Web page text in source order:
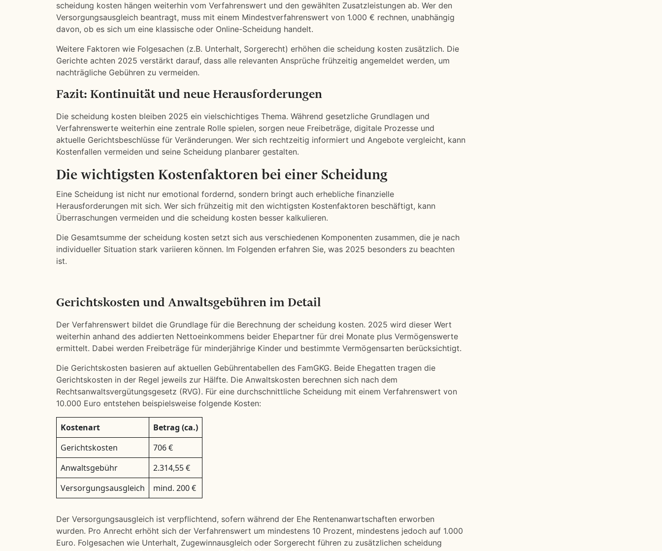
scheidung kosten hängen weiterhin vom Verfahrenswert und den gewählten Zusatzleistungen ab. Wer den
Versorgungsausgleich beantragt, muss mit einem Mindestverfahrenswert von 1.000 € rechnen, unabhängig
davon, ob es sich um eine klassische oder Online-Scheidung handelt.
Weitere Faktoren wie Folgesachen (z.B. Unterhalt, Sorgerecht) erhöhen die scheidung kosten zusätzlich. Die
Gerichte achten 2025 verstärkt darauf, dass alle relevanten Ansprüche frühzeitig angemeldet werden, um
nachträgliche Gebühren zu vermeiden.
Fazit: Kontinuität und neue Herausforderungen
Die scheidung kosten bleiben 2025 ein vielschichtiges Thema. Während gesetzliche Grundlagen und
Verfahrenswerte weiterhin eine zentrale Rolle spielen, sorgen neue Freibeträge, digitale Prozesse und
aktuelle Gerichtsbeschlüsse für Veränderungen. Wer sich rechtzeitig informiert und Angebote vergleicht, kann
Kostenfallen vermeiden und seine Scheidung planbarer gestalten.
Die wichtigsten Kostenfaktoren bei einer Scheidung
Eine Scheidung ist nicht nur emotional fordernd, sondern bringt auch erhebliche finanzielle
Herausforderungen mit sich. Wer sich frühzeitig mit den wichtigsten Kostenfaktoren beschäftigt, kann
Überraschungen vermeiden und die scheidung kosten besser kalkulieren.
Die Gesamtsumme der scheidung kosten setzt sich aus verschiedenen Komponenten zusammen, die je nach
individueller Situation stark variieren können. Im Folgenden erfahren Sie, was 2025 besonders zu beachten
ist.
Gerichtskosten und Anwaltsgebühren im Detail
Der Verfahrenswert bildet die Grundlage für die Berechnung der scheidung kosten. 2025 wird dieser Wert
weiterhin anhand des addierten Nettoeinkommens beider Ehepartner für drei Monate plus Vermögenswerte
ermittelt. Dabei werden Freibeträge für minderjährige Kinder und bestimmte Vermögensarten berücksichtigt.
Die Gerichtskosten basieren auf aktuellen Gebührentabellen des FamGKG. Beide Ehegatten tragen die
Gerichtskosten in der Regel jeweils zur Hälfte. Die Anwaltskosten berechnen sich nach dem
Rechtsanwaltsvergütungsgesetz (RVG). Für eine durchschnittliche Scheidung mit einem Verfahrenswert von
10.000 Euro entstehen beispielsweise folgende Kosten:
Kostenart
Betrag (ca.)
Gerichtskosten
706 €
Anwaltsgebühr
2.314,55 €
Versorgungsausgleich
mind. 200 €
Der Versorgungsausgleich ist verpflichtend, sofern während der Ehe Rentenanwartschaften erworben
wurden. Pro Anrecht erhöht sich der Verfahrenswert um mindestens 10 Prozent, mindestens jedoch auf 1.000
Euro. Folgesachen wie Unterhalt, Zugewinnausgleich oder Sorgerecht führen zu zusätzlichen scheidung